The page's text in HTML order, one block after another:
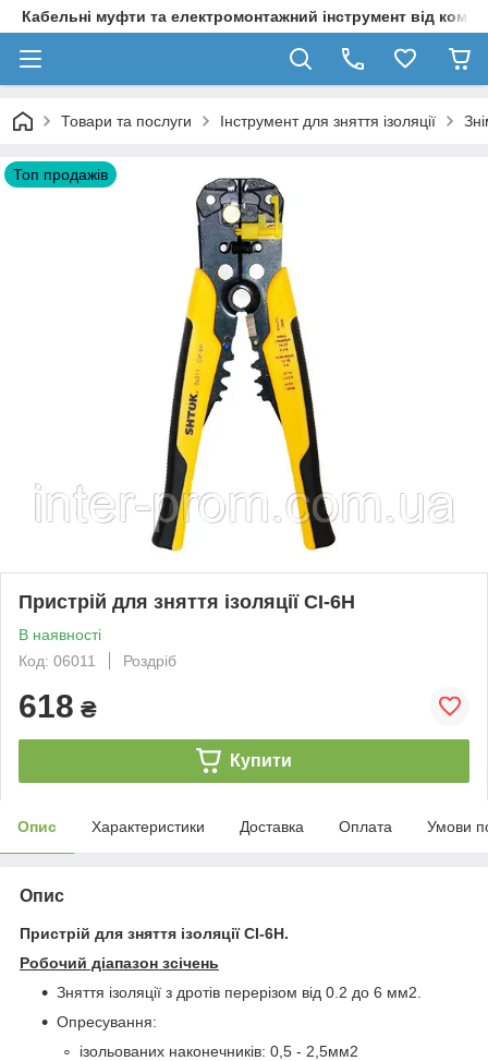
Кабельні муфти та електромонтажний інструмент від
Товари та послуги Інструмент для зняття ізоляції
Топ продажів
Пристрій для зняття ізоляції СІ-6Н
В наявності
Код: 06011
Роздріб
618 ₴
Купити
Опис Характеристики Доставка Оплата Умови
Опис
Пристрій для зняття ізоляції СІ-6H.
Робочий діапазон зсічень
Зняття ізоляції з дротів перерізом від 0.2 до 6 мм2.
Опресування:
ізольованих наконечників: 0,5 - 2,5мм2